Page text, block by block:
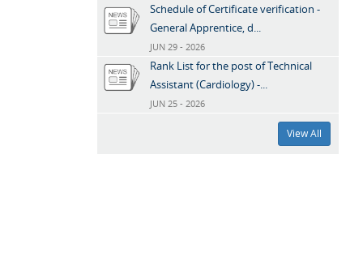
Schedule of Certificate verification -
General Apprentice, d...
JUN 29 - 2026
Rank List for the post of Technical
Assistant (Cardiology) -...
JUN 25 - 2026
View All